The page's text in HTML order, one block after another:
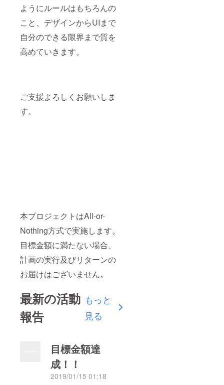
ようにルールはもちろんの
こと、デザインからUIまで
自分のできる限界まで質を
高めていきます。
ご支援よろしくお願いしま
す。
本プロジェクトはAll-or-
Nothing方式で実施します。
目標金額に満たない場合、
計画の実行及びリターンの
お届けはございません。
最新の活動
報告
もっと
見る
目標金額達
成！！
2019/01/15 01:18